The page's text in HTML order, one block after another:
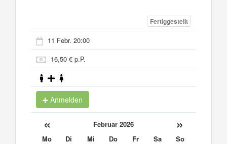
Fertiggestellt
11 Febr. 20:00
16,50 € p.P.
Anmelden
« Februar 2026 »
Mo Di Mi Do Fr Sa
So